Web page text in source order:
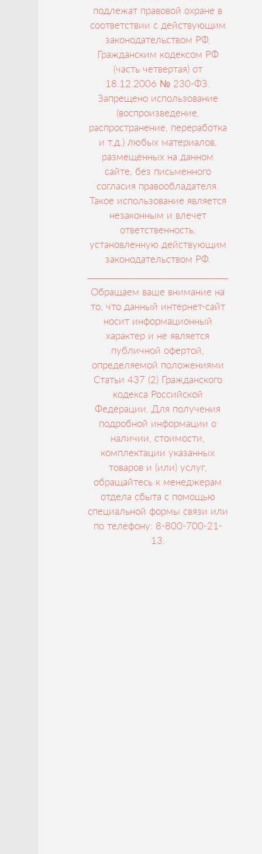
подлежат правовой охране в
соответствии с действующим
законодательством РФ,
Гражданским кодексом РФ
(часть четвертая) от
18.12.2006 № 230-ФЗ.
Запрещено использование
(воспроизведение,
распространение, переработка
и т.д.) любых материалов,
размещенных на данном
сайте, без письменного
согласия правообладателя.
Такое использование является
незаконным и влечет
ответственность,
установленную действующим
законодательством РФ.
Обращаем ваше внимание на
то, что данный интернет-сайт
носит информационный
характер и не является
публичной офертой,
определяемой положениями
Статьи 437 (2) Гражданского
кодекса Российской
Федерации. Для получения
подробной информации о
наличии, стоимости,
комплектации указанных
товаров и (или) услуг,
обращайтесь к менеджерам
отдела сбыта с помощью
специальной формы связи или
по телефону: 8-800-700-21-
13.